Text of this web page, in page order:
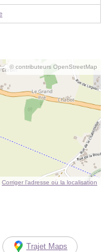
© contributeurs OpenStreetMap
Corriger l’adresse ou la localisation
Trajet Maps